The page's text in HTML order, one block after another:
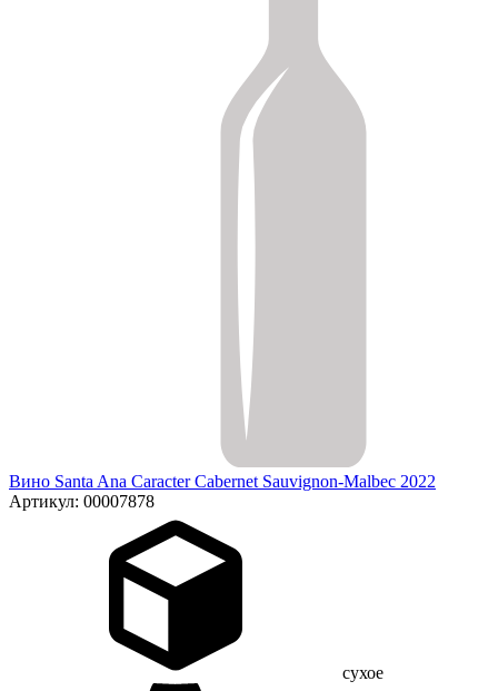
Вино Santa Ana Caracter Cabernet Sauvignon-Malbec 2022
Артикул: 00007878
сухое